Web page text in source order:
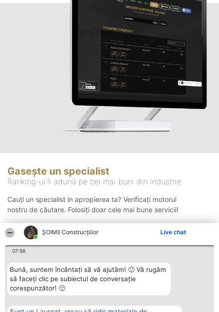
ȘOIMII Construcțiilor Live chat
07:56
Bună, suntem încântați să vă ajutăm! 🙂 Vă rugăm
să faceți clic pe subiectul de conversație
corespunzător! 🙂
Gasește un specialist
Ranking-ul îi adună pe cei mai buni din industrie
Cauți un specialist in apropierea ta? Verificați motorul
nostru de căutare. Folosiți doar cele mai bune servicii!